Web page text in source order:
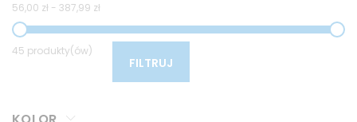
56,00 zł - 387,99 zł
45 produkty(ów)
FILTRUJ